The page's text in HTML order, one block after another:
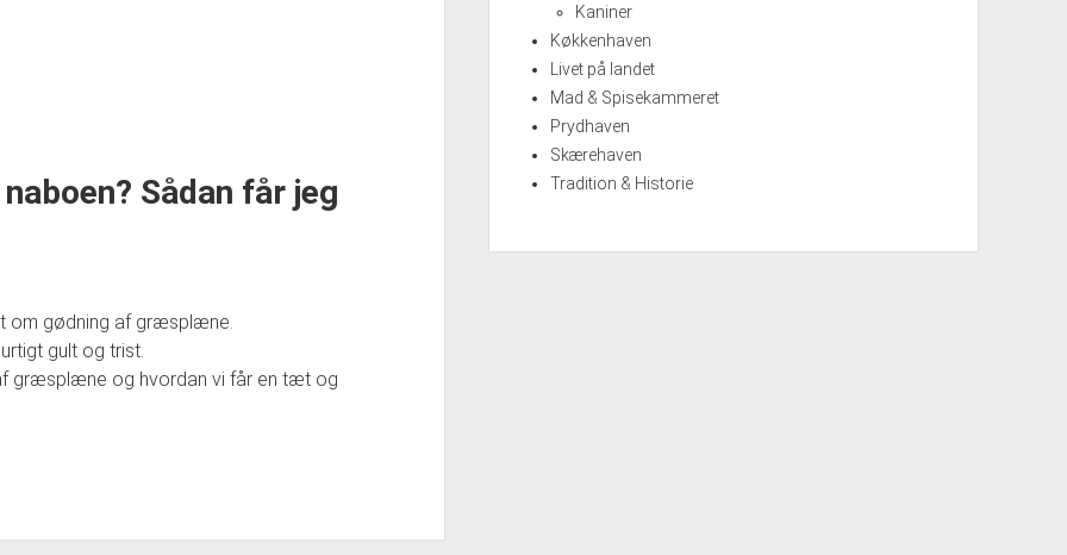
Sådan får jeg
om gødning af græsplæne.
gult og trist.
græsplæne og hvordan vi får en tæt og
Kaniner
Køkkenhaven
Livet på landet
Mad & Spisekammeret
Prydhaven
Skærehaven
Tradition & Historie